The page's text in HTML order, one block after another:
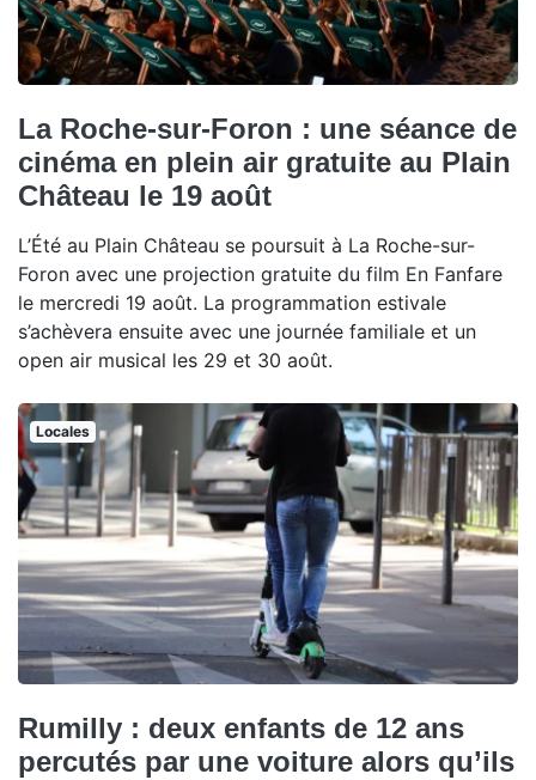
La Roche-sur-Foron : une séance de
cinéma en plein air gratuite au Plain
Château le 19 août
L’Été au Plain Château se poursuit à La Roche-sur-
Foron avec une projection gratuite du film En Fanfare
le mercredi 19 août. La programmation estivale
s’achèvera ensuite avec une journée familiale et un
open air musical les 29 et 30 août.
Locales
Rumilly : deux enfants de 12 ans
percutés par une voiture alors qu’ils